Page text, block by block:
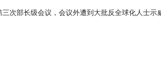
次部长级会议，会议外遭到大批反全球化人士示